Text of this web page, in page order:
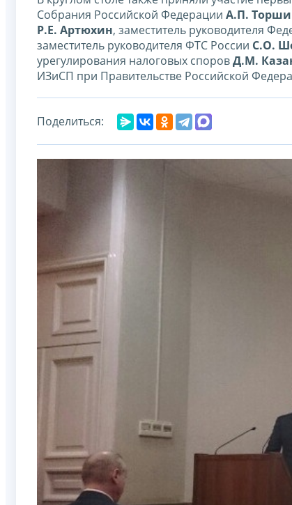
Собрания Российской Федерации А.П.
Р.Е. Артюхин, заместитель руководителя
заместитель руководителя ФТС России С.О.
урегулирования налоговых споровД.М.
ИЗиСП при Правительстве Российской
Поделиться: